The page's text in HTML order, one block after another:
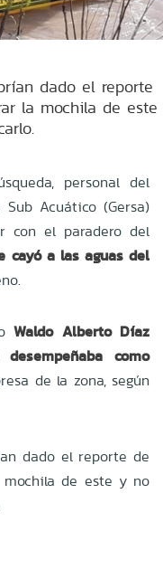
dado el reporte
la mochila de este
personal del
Sub Acuático (Gersa)
con el paradero del
cayó a las aguas del
Waldo Alberto Díaz
como
de la zona, según
dado el reporte de
mochila de este y no